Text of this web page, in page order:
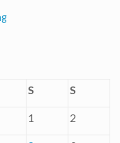
S S
1 2